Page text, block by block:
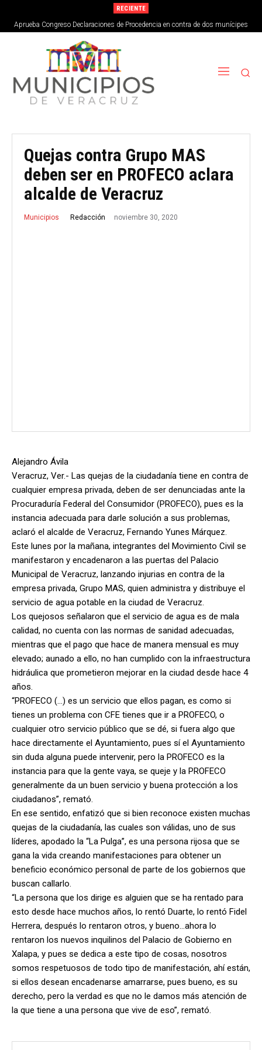
RECIENTE
Aprueba Congreso Declaraciones de Procedencia en contra de dos munícipes
Quejas contra Grupo MAS
deben ser en PROFECO aclara
alcalde de Veracruz
Municipios Redacción noviembre 30, 2020
Alejandro Ávila
Veracruz, Ver.- Las quejas de la ciudadanía tiene en contra de
cualquier empresa privada, deben de ser denunciadas ante la
Procuraduría Federal del Consumidor (PROFECO), pues es la
instancia adecuada para darle solución a sus problemas,
aclaró el alcalde de Veracruz, Fernando Yunes Márquez.
Este lunes por la mañana, integrantes del Movimiento Civil se
manifestaron y encadenaron a las puertas del Palacio
Municipal de Veracruz, lanzando injurias en contra de la
empresa privada, Grupo MAS, quien administra y distribuye el
servicio de agua potable en la ciudad de Veracruz.
Los quejosos señalaron que el servicio de agua es de mala
calidad, no cuenta con las normas de sanidad adecuadas,
mientras que el pago que hace de manera mensual es muy
elevado; aunado a ello, no han cumplido con la infraestructura
hidráulica que prometieron mejorar en la ciudad desde hace 4
años.
“PROFECO (…) es un servicio que ellos pagan, es como si
tienes un problema con CFE tienes que ir a PROFECO, o
cualquier otro servicio público que se dé, si fuera algo que
hace directamente el Ayuntamiento, pues sí el Ayuntamiento
sin duda alguna puede intervenir, pero la PROFECO es la
instancia para que la gente vaya, se queje y la PROFECO
generalmente da un buen servicio y buena protección a los
ciudadanos”, remató.
En ese sentido, enfatizó que si bien reconoce existen muchas
quejas de la ciudadanía, las cuales son válidas, uno de sus
líderes, apodado la “La Pulga”, es una persona rijosa que se
gana la vida creando manifestaciones para obtener un
beneficio económico personal de parte de los gobiernos que
buscan callarlo.
“La persona que los dirige es alguien que se ha rentado para
esto desde hace muchos años, lo rentó Duarte, lo rentó Fidel
Herrera, después lo rentaron otros, y bueno…ahora lo
rentaron los nuevos inquilinos del Palacio de Gobierno en
Xalapa, y pues se dedica a este tipo de cosas, nosotros
somos respetuosos de todo tipo de manifestación, ahí están,
si ellos desean encadenarse amarrarse, pues bueno, es su
derecho, pero la verdad es que no le damos más atención de
la que tiene a una persona que vive de eso”, remató.